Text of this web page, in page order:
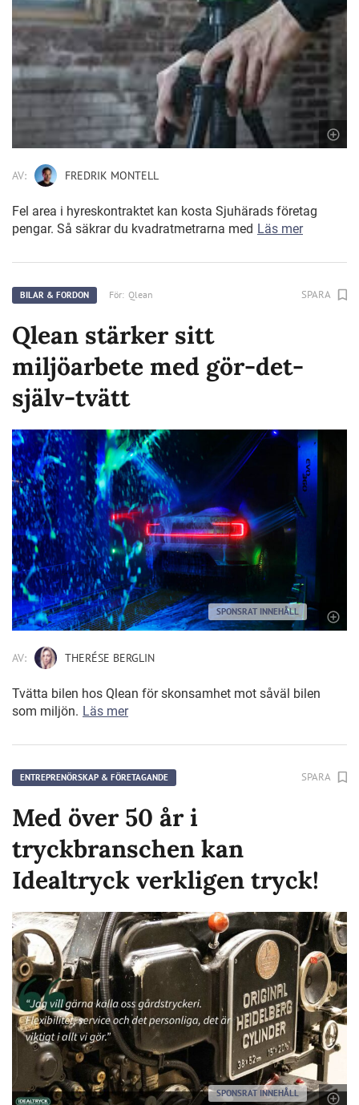
AV: FREDRIK MONTELL
Fel area i hyreskontraktet kan kosta Sjuhärads företag
pengar. Så säkrar du kvadratmetrarna med Läs mer
BILAR & FORDON För: Qlean SPARA
Qlean stärker sitt
miljöarbete med gör-det-
själv-tvätt
SPONSRAT INNEHÅLL
AV: THERÉSE BERGLIN
Tvätta bilen hos Qlean för skonsamhet mot såväl bilen
som miljön. Läs mer
ENTREPRENÖRSKAP & FÖRETAGANDE SPARA
Med över 50 år i
tryckbranschen kan
Idealtryck verkligen tryck!
SPONSRAT INNEHÅLL